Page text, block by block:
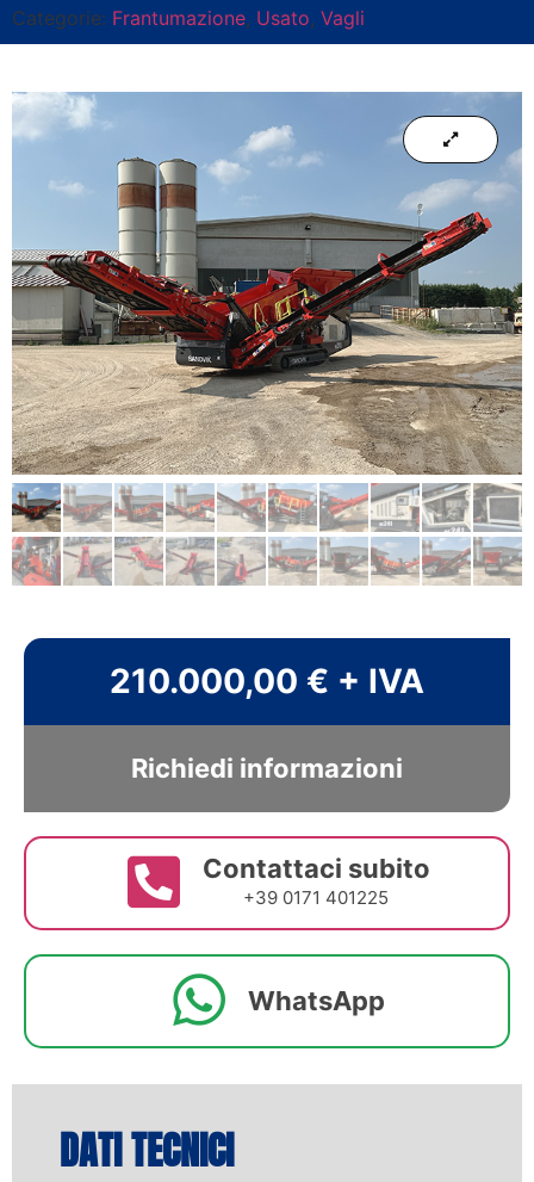
Categorie: Frantumazione, Usato, Vagli
210.000,00 € + IVA
Richiedi informazioni
Contattaci subito
+39 0171 401225
WhatsApp
DATI TECNICI